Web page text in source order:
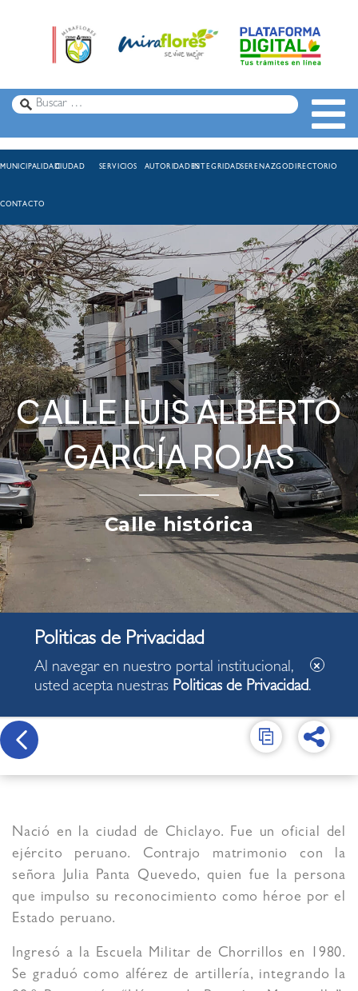
MUNICIPALIDADCIUDAD SERVICIOS AUTORIDADESINTEGRIDADSERENAZGODIRECTORIO
CONTACTO
CALLE LUIS ALBERTO
GARCÍA ROJAS
Calle histórica
Nació en la ciudad de Chiclayo. Fue un oficial del
ejército peruano. Contrajo matrimonio con la
señora Julia Panta Quevedo, quien fue la persona
que impulso su reconocimiento como héroe por el
Estado peruano.
Ingresó a la Escuela Militar de Chorrillos en 1980.
Se graduó como alférez de artillería, integrando la
Al navegar en nuestro portal institucional,
usted acepta nuestras Politicas de Privacidad.